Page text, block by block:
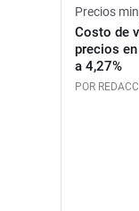
Precios
Costo de
precios
a 4,27%
POR